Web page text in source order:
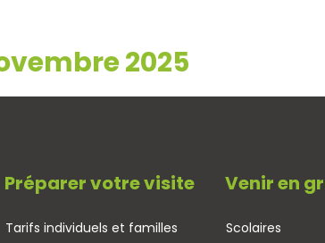
2025
Préparer votre visite
Tarifs individuels et familles
Venir en
Scolaires